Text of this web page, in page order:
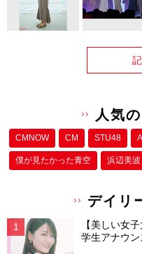
人気
CMNOW CM STU48
僕が⾒たかった⻘空 浜辺美波
デイリ
【美しい女
学生アナウ